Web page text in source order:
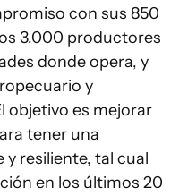
con sus 850
3.000 productores
donde opera, y
y
objetivo es mejorar
tener una
resiliente, tal cual
en los últimos 20